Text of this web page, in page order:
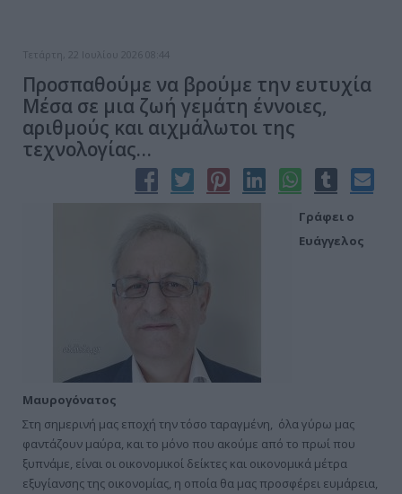
Τετάρτη, 22 Ιουλίου 2026 08:44
Προσπαθούμε να βρούμε την ευτυχία
Μέσα σε μια ζωή γεμάτη έννοιες,
αριθμούς και αιχμάλωτοι της
τεχνολογίας…
Γράφει ο
Ευάγγελος
Μαυρογόνατος
Στη σημερινή μας εποχή την τόσο ταραγμένη, όλα γύρω μας
φαντάζουν μαύρα, και το μόνο που ακούμε από το πρωί που
ξυπνάμε, είναι οι οικονομικοί δείκτες και οικονομικά μέτρα
εξυγίανσης της οικονομίας, η οποία θα μας προσφέρει ευμάρεια,